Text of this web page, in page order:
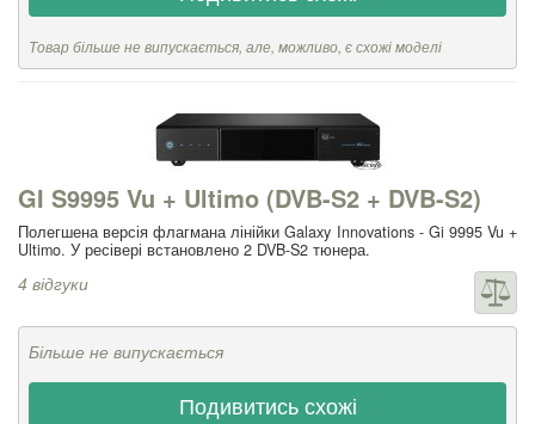
Товар більше не випускається, але, можливо, є схожі моделі
GI S9995 Vu + Ultimo (DVB-S2 + DVB-S2)
Полегшена версія флагмана лінійки Galaxy Innovations - Gi 9995 Vu +
Ultimo. У ресівері встановлено 2 DVB-S2 тюнера.
4 відгуки
Більше не випускається
Подивитись схожі